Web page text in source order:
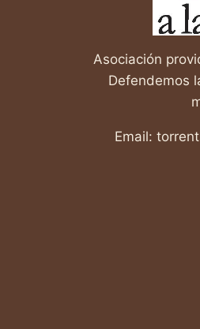
ABORTO
Asociación
Defendemos
Email: